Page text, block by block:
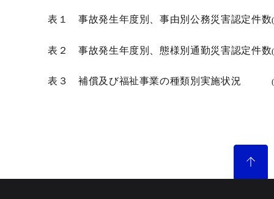
表１ 事故発生年度別、事由別公務災害認定件数(
表２ 事故発生年度別、態様別通勤災害認定件数(
表３ 補償及び福祉事業の種類別実施状況(